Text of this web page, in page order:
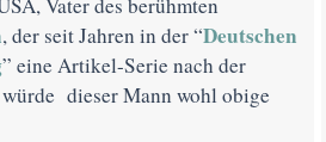
Vater des berühmten
, der seit Jahren in der “Deutschen
” eine Artikel-Serie nach der
dieser Mann wohl obige